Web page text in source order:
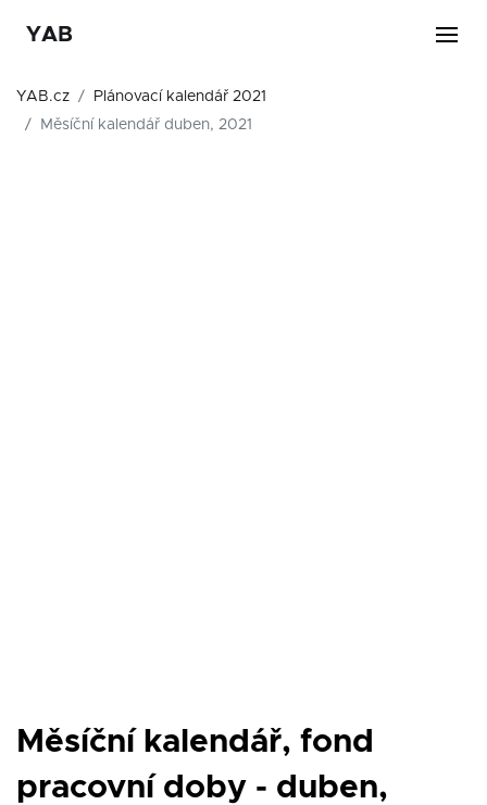
YAB
YAB.cz
Plánovací kalendář 2021
Měsíční kalendář duben, 2021
Měsíční kalendář, fond
pracovní doby - duben,